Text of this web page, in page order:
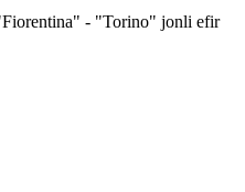
- "Torino" jonli efir